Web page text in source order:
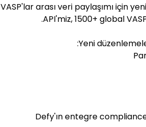
VASP'lar arası veri paylaşımı için
API'miz, 1500+ global
Yeni
Defy'ın entegre